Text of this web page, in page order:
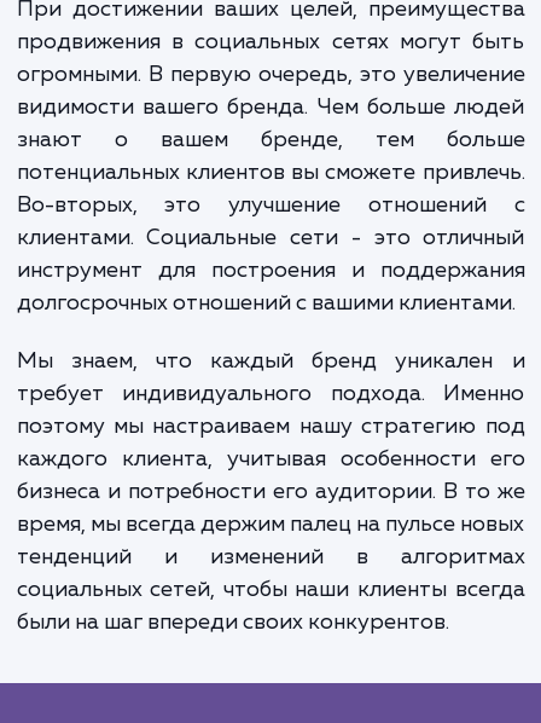
социальным сетям анализирует ваш
цели и целевую аудиторию, чтобы
эффективную стратегию продвижения.
мы создаем и распространяем
вашу аудиторию. Мы также вовлекаем
подписчиков в диалог, чтобы укрепить
между вашим брендом и вашими клиентами.
продвижения в социальных сетях могут
огромными. В первую очередь, это
видимости вашего бренда. Чем больше
знают о вашем бренде, тем
потенциальных клиентов вы сможете
Во-вторых, это улучшение
клиентами. Социальные сети - это
инструмент для построения и